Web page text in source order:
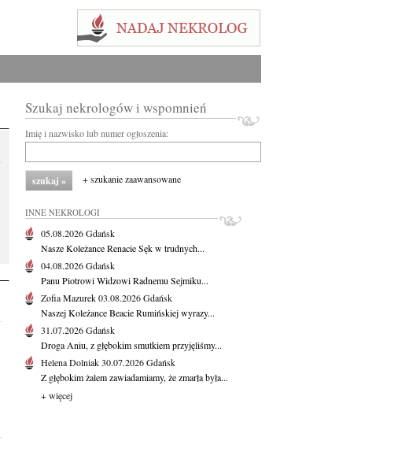
Szukaj nekrologów i wspomnień
Imię i nazwisko lub numer ogłoszenia:
+ szukanie zaawansowane
INNE NEKROLOGI
05.08.2026Gdańsk
Nasze Koleżance Renacie Sęk w trudnych...
04.08.2026Gdańsk
Panu Piotrowi Widzowi Radnemu Sejmiku...
Zofia Mazurek03.08.2026Gdańsk
Naszej Koleżance Beacie Rumińskiej wyrazy...
31.07.2026Gdańsk
Droga Aniu, z głębokim smutkiem przyjęliśmy...
Helena Dolniak30.07.2026Gdańsk
Z głębokim żalem zawiadamiamy, że zmarła była...
+ więcej